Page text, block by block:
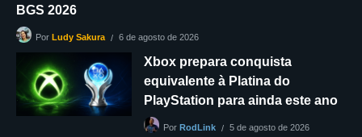
BGS 2026
Por Ludy Sakura 6 de agosto de 2026
Xbox prepara conquista
equivalente à Platina do
PlayStation para ainda este ano
Por RodLink 5 de agosto de 2026